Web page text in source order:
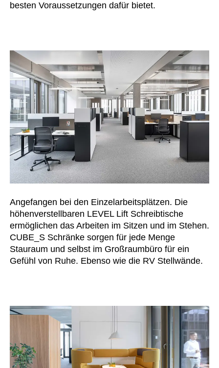
Oman(OM)
Portugal(PT)
Qatar(QA)
Rest der Welt()
Rumänien(RO)
Russland
Saudi-Arabien(SA)
Schweden(SE)
Schweiz(CH)
Senegal(SN)
Serbien(RS)
Slowakei (SK)
Slowenien (SI)
Spanien(ES)
Südafrika(ZA)
Südkorea(KR)
Thailand(TH)
Tschechische Republik(CZ)
(TN)
Ukraine (UA)
Ungarn (HU)
besten Voraussetzungen dafür bietet.
Angefangen bei den Einzelarbeitsplätzen. Die
höhenverstellbaren LEVEL Lift Schreibtische
ermöglichen das Arbeiten im Sitzen und im Stehen.
CUBE_S Schränke sorgen für jede Menge
Stauraum und selbst im Großraumbüro für ein
Gefühl von Ruhe. Ebenso wie die RV Stellwände.